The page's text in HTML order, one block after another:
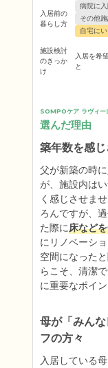
入居前の
暮らし方
病院に
その他
自宅に
施設検討
のきっか
け
入居を希
と
SOMPOケア ラヴィー
選んだ理由
築年数を感
父が新築の時
が、施設内は
く感じさせま
ろんですが、
た際に床など
にリノベーシ
空間になった
らこそ、清潔
に重要なポイ
母が「みん
フの方々
入居している